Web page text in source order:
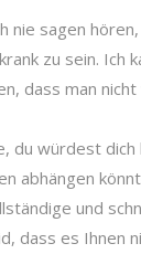
nie sagen
zu sein. Ich
dass man
du würdest
abhängen
und
dass es Ihnen